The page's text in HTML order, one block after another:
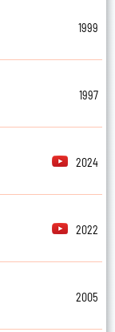
1999
1997
2024
2022
2005